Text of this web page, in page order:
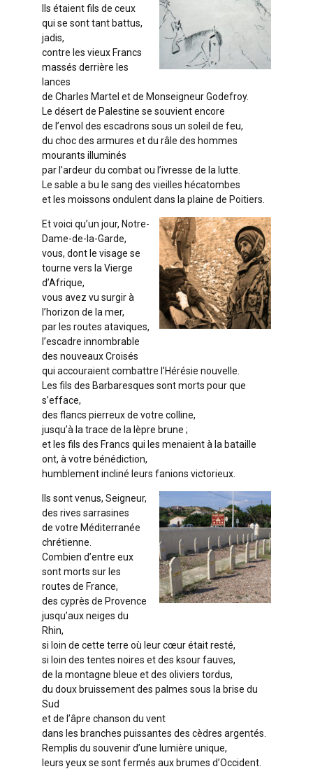
Ils étaient fils de ceux
qui se sont tant battus,
jadis,
contre les vieux Francs
massés derrière les
lances
de Charles Martel et de Monseigneur Godefroy.
Le désert de Palestine se souvient encore
de l’envol des escadrons sous un soleil de feu,
du choc des armures et du râle des hommes
mourants illuminés
par l’ardeur du combat ou l’ivresse de la lutte.
Le sable a bu le sang des vieilles hécatombes
et les moissons ondulent dans la plaine de Poitiers.
Et voici qu’un jour, Notre-
Dame-de-la-Garde,
vous, dont le visage se
tourne vers la Vierge
d’Afrique,
vous avez vu surgir à
l’horizon de la mer,
par les routes ataviques,
l’escadre innombrable
des nouveaux Croisés
qui accouraient combattre l’Hérésie nouvelle.
Les fils des Barbaresques sont morts pour que
s’efface,
des flancs pierreux de votre colline,
jusqu’à la trace de la lèpre brune ;
et les fils des Francs qui les menaient à la bataille
ont, à votre bénédiction,
humblement incliné leurs fanions victorieux.
Ils sont venus, Seigneur,
des rives sarrasines
de votre Méditerranée
chrétienne.
Combien d’entre eux
sont morts sur les
routes de France,
des cyprès de Provence
jusqu’aux neiges du
Rhin,
si loin de cette terre où leur cœur était resté,
si loin des tentes noires et des ksour fauves,
de la montagne bleue et des oliviers tordus,
du doux bruissement des palmes sous la brise du
Sud
et de l’âpre chanson du vent
dans les branches puissantes des cèdres argentés.
Remplis du souvenir d’une lumière unique,
leurs yeux se sont fermés aux brumes d’Occident.